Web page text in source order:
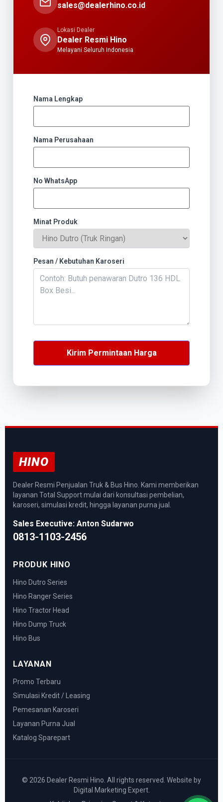
sales@dealerhino.co.id
Lokasi Dealer
Dealer Resmi Hino
Melayani Seluruh Indonesia
Nama Lengkap
Nama Perusahaan
No WhatsApp
Minat Produk
Pesan / Kebutuhan Karoseri
Kirim Permintaan Harga
HINO
Dealer Resmi Penjualan Truk & Bus Hino. Kami memberikan
layanan Total Support mulai dari konsultasi pembelian,
karoseri, simulasi kredit, hingga layanan purna jual.
Sales Executive: Anton Sudarwo
0813-1103-2456
PRODUK HINO
Hino Dutro Series
Hino Ranger Series
Hino Tractor Head
Hino Dump Truck
Hino Bus
LAYANAN
Promo Terbaru
Simulasi Kredit / Leasing
Pemesanan Karoseri
Layanan Purna Jual
Katalog Sparepart
© 2026 Dealer Resmi Hino. All rights reserved. Website by
Digital Marketing Expert.